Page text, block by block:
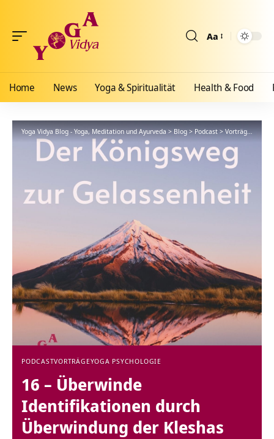
Aa
Home News Yoga & Spiritualität Health & Food
Yoga Vidya Blog - Yoga, Meditation und Ayurveda>Blog>Podcast>Vorträge >16 –
PODCASTVORTRÄGEYOGA PSYCHOLOGIE
16 – Überwinde
Identifikationen durch
Überwindung der Kleshas